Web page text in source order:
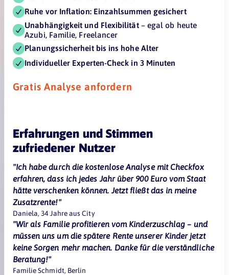
Ruhe vor Inflation: Einzahlsummen gesichert
Unabhängigkeit und Flexibilität– egal ob heute
Azubi, Familie, Freelancer
Planungssicherheit bis ins hohe Alter
Individueller Experten-Check in 3 Minuten
Gratis Analyse anfordern
Erfahrungen und Stimmen
zufriedener Nutzer
"Ich habe durch die kostenlose Analyse mit Checkfox
erfahren, dass ich jedes Jahr über 900 Euro vom Staat
hätte verschenken können. Jetzt fließt das in meine
Zusatzrente!"
Daniela, 34 Jahre aus City
"Wir als Familie profitieren vom Kinderzuschlag – und
müssen uns um die spätere Rente unserer Kinder jetzt
keine Sorgen mehr machen. Danke für die verständliche
Beratung!"
Familie Schmidt, Berlin